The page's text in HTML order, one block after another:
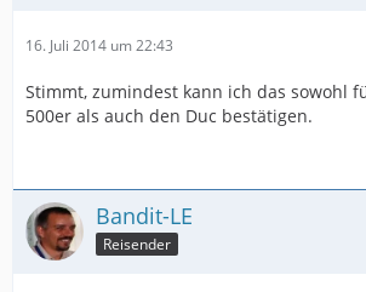
16. Juli 2014 um 22:43
Stimmt, zumindest kann ich das sowohl
500er als auch den Duc bestätigen.
Bandit-LE
Reisender